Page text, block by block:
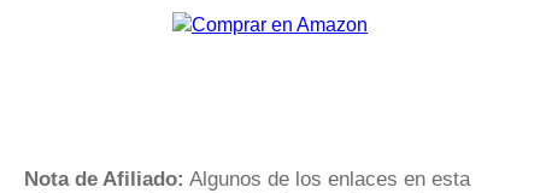
Nota de Afiliado: Algunos de los enlaces en esta